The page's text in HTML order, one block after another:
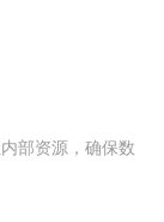
部资源，确保数